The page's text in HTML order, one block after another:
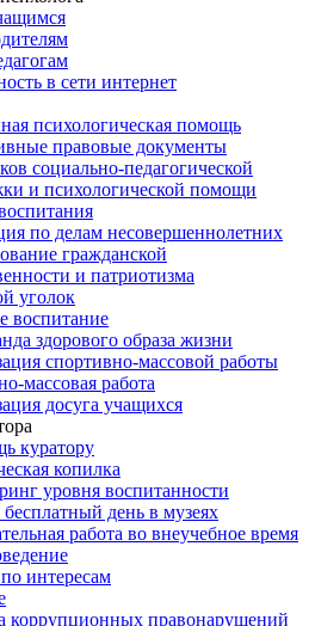
в сети интернет
психологическая помощь
правовые документы
социально-педагогической
и психологической помощи
по делам несовершеннолетних
гражданской
и патриотизма
уголок
воспитание
здорового образа жизни
спортивно-массовой работы
массовая работа
досуга учащихся
куратору
копилка
уровня воспитанности
день в музеях
работа во внеучебное время
интересам
коррупционных правонарушений